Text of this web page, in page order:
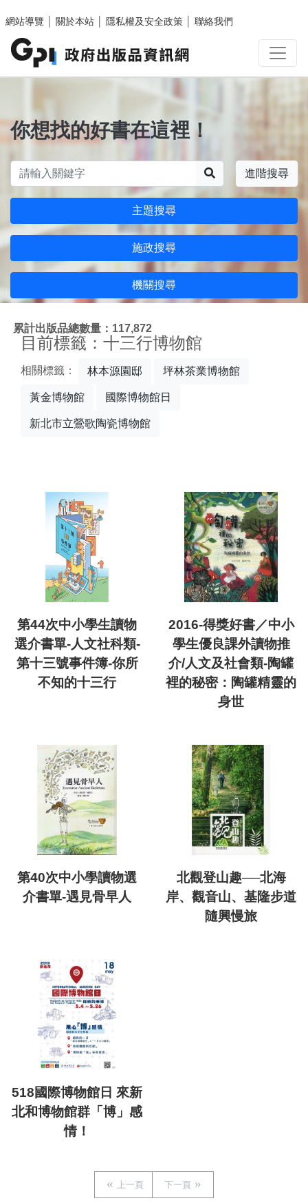
網站導覽
關於本站 隱私權及安全政策 聯絡我們
你想找的好書在這裡！
進階搜尋
主題搜尋
施政搜尋
機關搜尋
累計出版品總數量：117,872
目前標籤：十三行博物館
相關標籤： 林本源園邸 坪林茶業博物館
黃金博物館 國際博物館日
新北市立鶯歌陶瓷博物館
第44次中小學生讀物
選介書單-人文社科類-
第十三號事件簿-你所
不知的十三行
2016-得獎好書／中小
學生優良課外讀物推
介/人文及社會類-陶罐
裡的秘密：陶罐精靈的
身世
第40次中小學讀物選
介書單-遇見骨早人
北觀登山趣──北海
岸、觀音山、基隆步道
隨興慢旅
518國際博物館日 來新
北和博物館群「博」感
情！
上一頁 下一頁